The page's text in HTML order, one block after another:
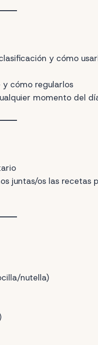
y cómo
y cómo regularlos
momento del
juntas/os las recetas
nutella)